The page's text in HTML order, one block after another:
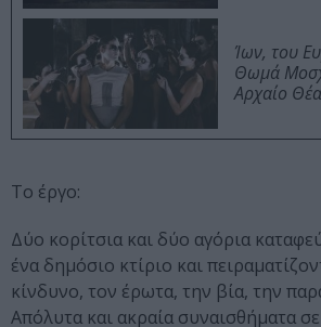
Ίων, του
Θωμά
Αρχαίο
Το έργο:
Δύο κορίτσια και δύο αγόρια
ένα δημόσιο κτίριο και
κίνδυνο, τον έρωτα, την βία, την
Απόλυτα και ακραία συναισθήματα